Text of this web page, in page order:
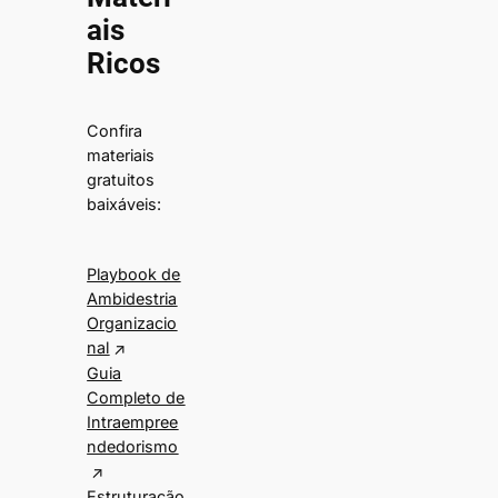
ais
Ricos
Confira
materiais
gratuitos
baixáveis:
Playbook de
Ambidestria
Organizacio
nal
Guia
Completo de
Intraempree
ndedorismo